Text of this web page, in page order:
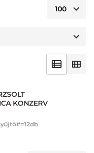
KONZERV